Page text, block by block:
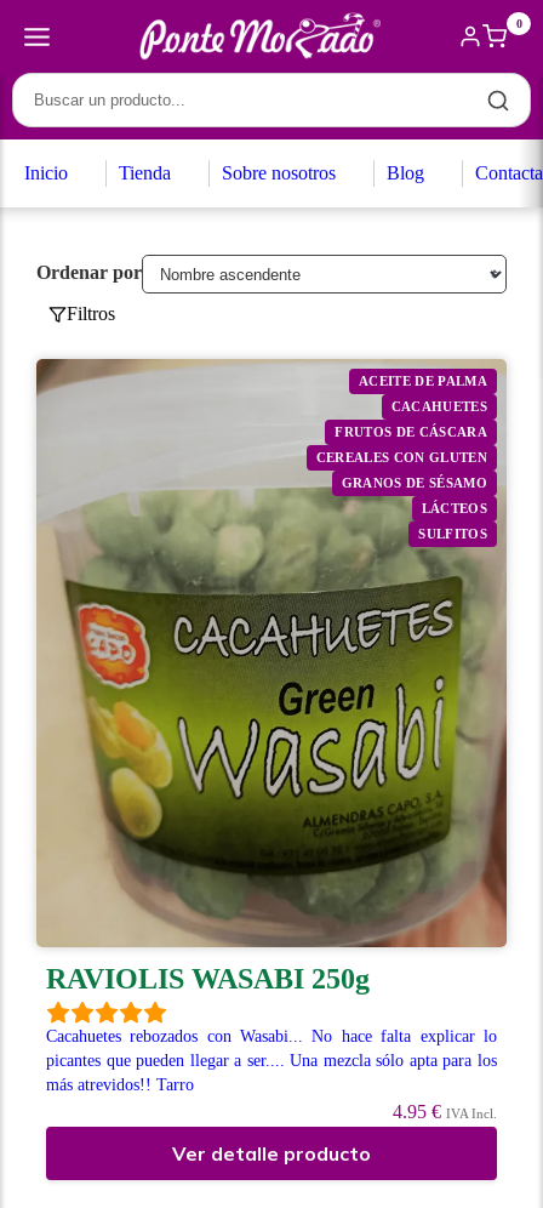
0
Inicio Tienda Sobre nosotros Blog
Ordenar por
Filtros
ACEITE DE PALMA
CACAHUETES
FRUTOS DE CÁSCARA
CEREALES CON GLUTEN
GRANOS DE SÉSAMO
LÁCTEOS
SULFITOS
RAVIOLIS WASABI 250g
Cacahuetes rebozados con Wasabi... No hace falta explicar lo
picantes que pueden llegar a ser.... Una mezcla sólo apta para los
más atrevidos!! Tarro
4.95 € IVA Incl.
Ver detalle producto